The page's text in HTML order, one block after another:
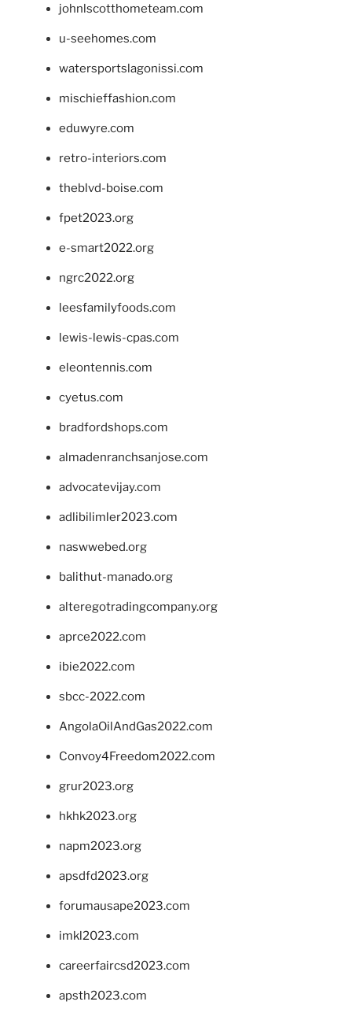
johnlscotthometeam.com
u-seehomes.com
watersportslagonissi.com
mischieffashion.com
eduwyre.com
retro-interiors.com
theblvd-boise.com
fpet2023.org
e-smart2022.org
ngrc2022.org
leesfamilyfoods.com
lewis-lewis-cpas.com
eleontennis.com
cyetus.com
bradfordshops.com
almadenranchsanjose.com
advocatevijay.com
adlibilimler2023.com
naswwebed.org
balithut-manado.org
alteregotradingcompany.org
aprce2022.com
ibie2022.com
sbcc-2022.com
AngolaOilAndGas2022.com
Convoy4Freedom2022.com
grur2023.org
hkhk2023.org
napm2023.org
apsdfd2023.org
forumausape2023.com
imkl2023.com
careerfaircsd2023.com
apsth2023.com